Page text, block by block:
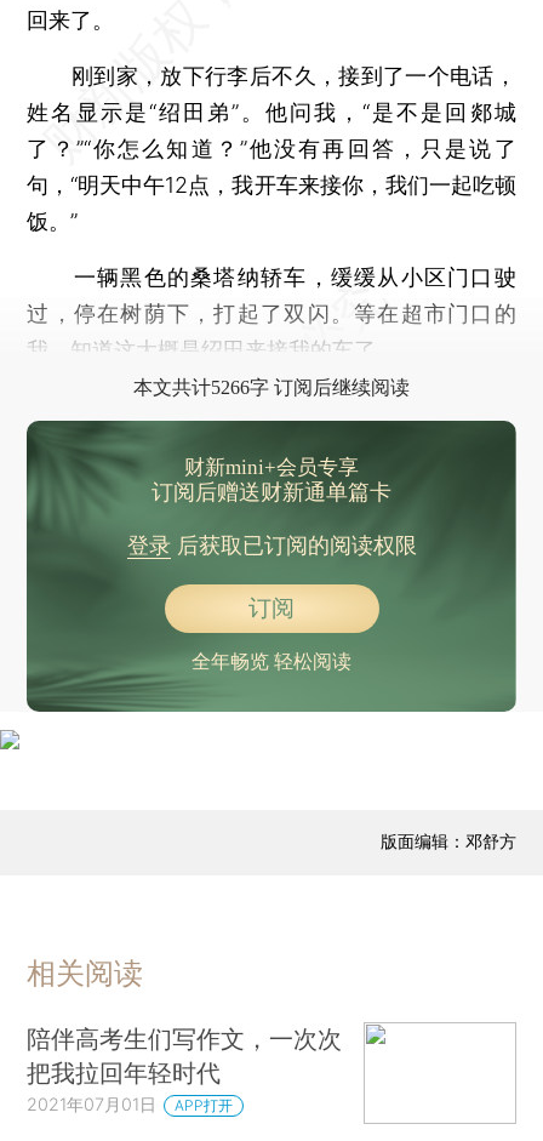
回来了。
刚到家，放下行李后不久，接到了一个电话，
姓名显示是“绍田弟”。他问我，“是不是回郯城
了？”“你怎么知道？”他没有再回答，只是说了
句，“明天中午12点，我开车来接你，我们一起吃顿
饭。”
一辆黑色的桑塔纳轿车，缓缓从小区门口驶
过，停在树荫下，打起了双闪。等在超市门口的
我，知道这大概是绍田来接我的车了。
本文共计5266字 订阅后继续阅读
财新mini+会员专享
订阅后赠送财新通单篇卡
登录后获取已订阅的阅读权限
订阅
全年畅览 轻松阅读
版面编辑：邓舒方
相关阅读
陪伴高考生们写作文，一次次
把我拉回年轻时代
2021年07月01日 APP打开